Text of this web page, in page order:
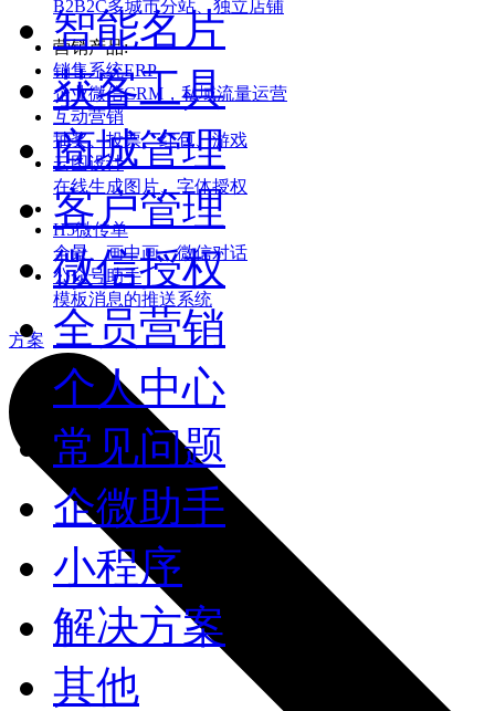
B2B2C多城市分站、独立店铺
营销产品:
销售系统ERP
企业微信CRM，私域流量运营
互动营销
抽奖、投票、红包、游戏
云图设计
在线生成图片、字体授权
H5微传单
全景、画中画、微信对话
公众号助手
模板消息的推送系统
方案
智能名片
获客工具
商城管理
客户管理
微信授权
全员营销
个人中心
常见问题
企微助手
小程序
解决方案
其他